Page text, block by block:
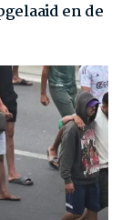
en de